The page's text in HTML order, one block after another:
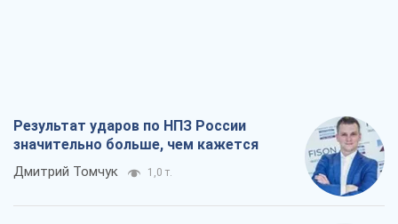
Результат ударов по НПЗ России
значительно больше, чем кажется
Дмитрий Томчук 1,0 т.